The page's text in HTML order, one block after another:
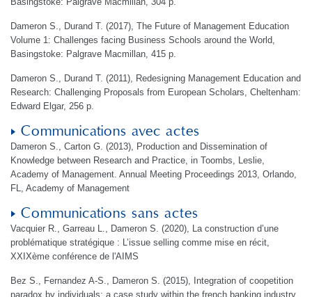
Dameron S., Durand T. (2017), The Future of Management Education
Volume 1: Challenges facing Business Schools around the World,
Basingstoke: Palgrave Macmillan, 415 p.
Dameron S., Durand T. (2011), Redesigning Management Education and
Research: Challenging Proposals from European Scholars, Cheltenham:
Edward Elgar, 256 p.
Communications avec actes
Dameron S., Carton G. (2013), Production and Dissemination of
Knowledge between Research and Practice, in Toombs, Leslie,
Academy of Management. Annual Meeting Proceedings 2013, Orlando,
FL, Academy of Management
Communications sans actes
Vacquier R., Garreau L., Dameron S. (2020), La construction d’une
problématique stratégique : L’issue selling comme mise en récit,
XXIXème conférence de l'AIMS
Bez S., Fernandez A-S., Dameron S. (2015), Integration of coopetition
paradox by individuals: a case study within the french banking industry,